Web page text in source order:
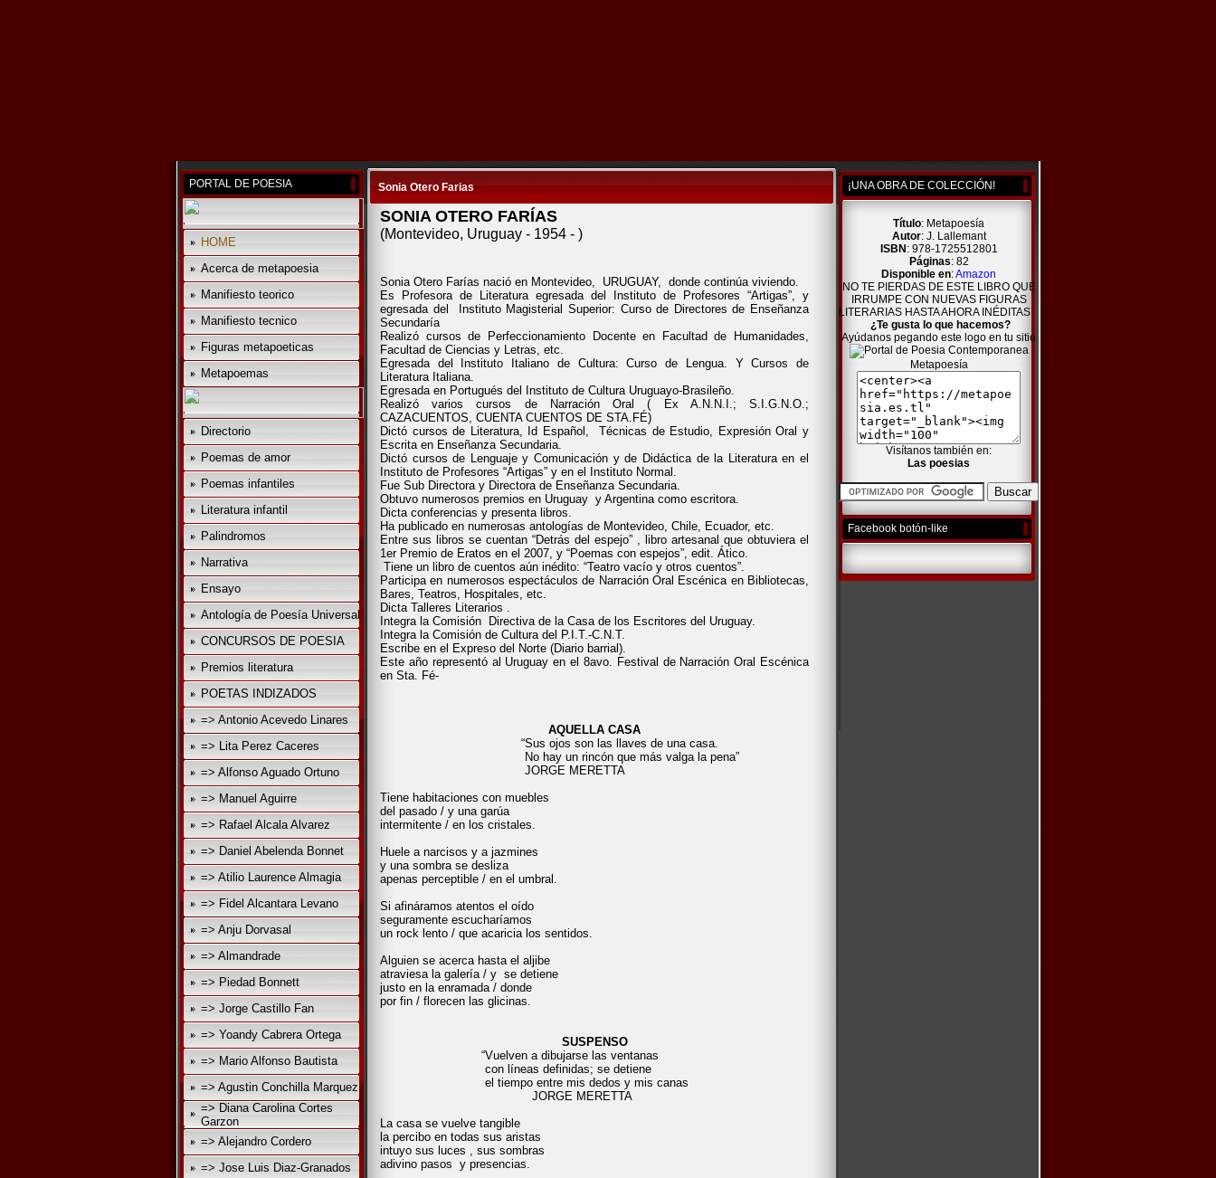
PORTAL DE POESIA
HOME
Acerca de metapoesia
Manifiesto teorico
Manifiesto tecnico
Figuras metapoeticas
Metapoemas
Directorio
Poemas de amor
Poemas infantiles
Literatura infantil
Palindromos
Narrativa
Ensayo
Antología de Poesía Universal
CONCURSOS DE POESIA
Premios literatura
POETAS INDIZADOS
=> Antonio Acevedo Linares
=> Lita Perez Caceres
=> Alfonso Aguado Ortuno
=> Manuel Aguirre
=> Rafael Alcala Alvarez
=> Daniel Abelenda Bonnet
=> Atilio Laurence Almagia
=> Fidel Alcantara Levano
=> Anju Dorvasal
=> Almandrade
=> Piedad Bonnett
=> Jorge Castillo Fan
=> Yoandy Cabrera Ortega
=> Mario Alfonso Bautista
=> Agustin Conchilla Marquez
=> Diana Carolina Cortes
Garzon
=> Alejandro Cordero
=> Jose Luis Diaz-Granados
Sonia Otero Farias
SONIA OTERO FARÍAS
(Montevideo, Uruguay - 1954 - )
Sonia Otero Farías nació en Montevideo, URUGUAY, donde continúa viviendo.
Es Profesora de Literatura egresada del Instituto de Profesores “Artigas”, y
egresada del Instituto Magisterial Superior: Curso de Directores de Enseñanza
Secundaría
Realizó cursos de Perfeccionamiento Docente en Facultad de Humanidades,
Facultad de Ciencias y Letras, etc.
Egresada del Instituto Italiano de Cultura: Curso de Lengua. Y Cursos de
Literatura Italiana.
Egresada en Portugués del Instituto de Cultura Uruguayo-Brasileño.
Realizó varios cursos de Narración Oral ( Ex A.N.N.I.; S.I.G.N.O.;
CAZACUENTOS, CUENTA CUENTOS DE STA.FÉ)
Dictó cursos de Literatura, Id Español, Técnicas de Estudio, Expresión Oral y
Escrita en Enseñanza Secundaria.
Dictó cursos de Lenguaje y Comunicación y de Didáctica de la Literatura en el
Instituto de Profesores “Artigas” y en el Instituto Normal.
Fue Sub Directora y Directora de Enseñanza Secundaria.
Obtuvo numerosos premios en Uruguay y Argentina como escritora.
Dicta conferencias y presenta libros.
Ha publicado en numerosas antologías de Montevideo, Chile, Ecuador, etc.
Entre sus libros se cuentan “Detrás del espejo” , libro artesanal que obtuviera el
1er Premio de Eratos en el 2007, y “Poemas con espejos”, edit. Ático.
Tiene un libro de cuentos aún inédito: “Teatro vacío y otros cuentos”.
Participa en numerosos espectáculos de Narración Oral Escénica en Bibliotecas,
Bares, Teatros, Hospitales, etc.
Dicta Talleres Literarios .
Integra la Comisión Directiva de la Casa de los Escritores del Uruguay.
Integra la Comisión de Cultura del P.I.T.-C.N.T.
Escribe en el Expreso del Norte (Diario barrial).
Este año representó al Uruguay en el 8avo. Festival de Narración Oral Escénica
en Sta. Fé-
AQUELLA CASA
“Sus ojos son las llaves de una casa.
No hay un rincón que más valga la pena”
JORGE MERETTA
Tiene habitaciones con muebles
del pasado / y una garúa
intermitente / en los cristales.
Huele a narcisos y a jazmines
y una sombra se desliza
apenas perceptible / en el umbral.
Si afináramos atentos el oído
seguramente escucharíamos
un rock lento / que acaricia los sentidos.
Alguien se acerca hasta el aljibe
atraviesa la galería / y se detiene
justo en la enramada / donde
por fin / florecen las glicinas.
SUSPENSO
“Vuelven a dibujarse las ventanas
con líneas definidas; se detiene
el tiempo entre mis dedos y mis canas
JORGE MERETTA
La casa se vuelve tangible
la percibo en todas sus aristas
intuyo sus luces , sus sombras
adivino pasos y presencias.
¡UNA OBRA DE COLECCIÓN!
Título: Metapoesía
Autor: J. Lallemant
ISBN : 978-1725512801
Páginas: 82
Disponible en:Amazon
NO TE PIERDAS DE ESTE LIBRO QUE
IRRUMPE CON NUEVAS FIGURAS
LITERARIAS HASTA AHORA INÉDITAS
¿Te gusta lo que hacemos?
Ayúdanos pegando este logo en tu sitio
Metapoesía
Visítanos también en:
Las poesias
Facebook botón-like